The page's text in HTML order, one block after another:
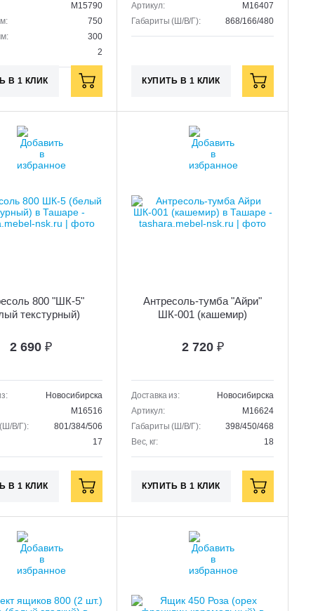
M15790
750
300
2
В 1 КЛИК
Артикул:
M16407
Габариты (Ш/В/Г):
868/166/480
КУПИТЬ В 1 КЛИК
800 "ШК-5"
текстурный)
2 690 ₽
Новосибирска
M16516
В/Г):
801/384/506
17
В 1 КЛИК
Антресоль-тумба "Айри"
ШК-001 (кашемир)
2 720 ₽
Доставка из:
Новосибирска
Артикул:
M16624
Габариты (Ш/В/Г):
398/450/468
Вес, кг:
18
КУПИТЬ В 1 КЛИК